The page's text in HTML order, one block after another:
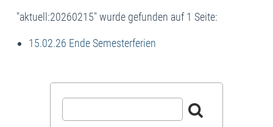
"aktuell:20260215" wurde gefunden auf 1 Seite:
15.02.26 Ende Semesterferien